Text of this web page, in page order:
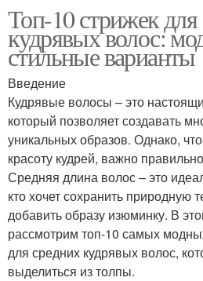
Топ-10 стрижек для
кудрявых волос:
стильные варианты
Введение
Кудрявые волосы – это
который позволяет создавать
уникальных образов. Однако,
красоту кудрей, важно
Средняя длина волос – это
кто хочет сохранить природную
добавить образу изюминку. В
рассмотрим топ-10 самых
для средних кудрявых волос,
выделиться из толпы.